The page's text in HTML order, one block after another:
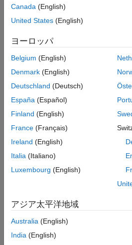
Canada (English)
United States (English)
ヨーロッパ
Belgium (English)
Denmark (English)
Deutschland (Deutsch)
España (Español)
Finland (English)
France (Français)
Ireland (English)
Italia (Italiano)
Luxembourg (English)
アジア太平洋地域
Australia (English)
India (English)
トラストセンター
プライ
違法コピー防止
アプリケーショ
© 1994-2026 The MathWorks, Inc.